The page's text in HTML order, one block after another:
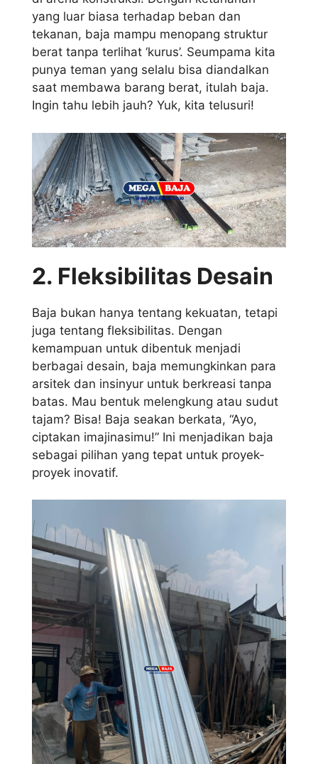
yang luar biasa terhadap beban dan
tekanan, baja mampu menopang struktur
berat tanpa terlihat ‘kurus’. Seumpama kita
punya teman yang selalu bisa diandalkan
saat membawa barang berat, itulah baja.
Ingin tahu lebih jauh? Yuk, kita telusuri!
2. Fleksibilitas Desain
Baja bukan hanya tentang kekuatan, tetapi
juga tentang fleksibilitas. Dengan
kemampuan untuk dibentuk menjadi
berbagai desain, baja memungkinkan para
arsitek dan insinyur untuk berkreasi tanpa
batas. Mau bentuk melengkung atau sudut
tajam? Bisa! Baja seakan berkata, “Ayo,
ciptakan imajinasimu!” Ini menjadikan baja
sebagai pilihan yang tepat untuk proyek-
proyek inovatif.